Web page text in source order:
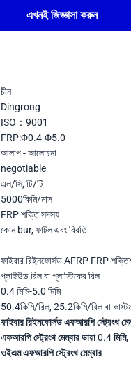
এখনই জিজ্ঞাসা করুন
চীন
Dingrong
ISO：9001
FRP:Φ0.4-Φ5.0
আলাপ - আলোচনা
negotiable
এল/সি, টি/টি
5000কিমি/মাস
FRP শক্তি সদস্য
কোন bur, ফাটল এবং বিরতি
ফাইবার রিইনফোর্সড AFRP FRP
প্লাইউড রিল বা প্লাস্টিকের রিল
0.4 মিমি-5.0 মিমি
50.4কিমি/রিল, 25.2কিমি/রিল বা
ফাইবার রিইনফোর্সড এফআরপি স্ট্রেংথ
এফআরপি স্ট্রেংথ মেম্বার ডায়া 0.4 মিমি,
ওইএম এফআরপি স্ট্রেংথ মেম্বার